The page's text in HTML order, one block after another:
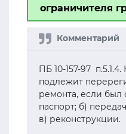
ограничителя
ПБ 10-157-97
подлежит
ремонта, если был
паспорт; б)
в) реконструкции.